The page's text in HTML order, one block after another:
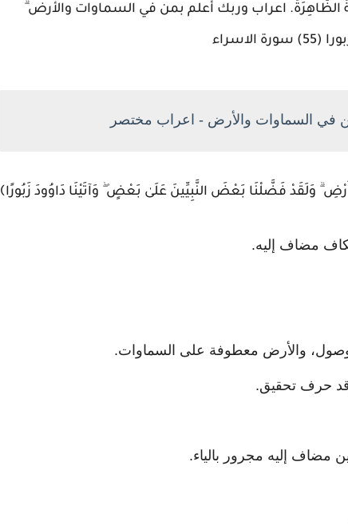
الظَّاهِرَةُ. اعراب وربك أعلم بمن في السماوات والأرض ۗ
وَلَقَدْ فَضَّلْنَا بَعْضَ النَّبِيِّينَ عَلَىٰ بَعْضٍ ۖ وَآتَيْنَا دَاوُودَ زَبُورًا﴾
مضاف إليه.
والأرض معطوفة على السماوات.
وقد حرف تحقيق.
مضاف إليه مجرور بالياء.